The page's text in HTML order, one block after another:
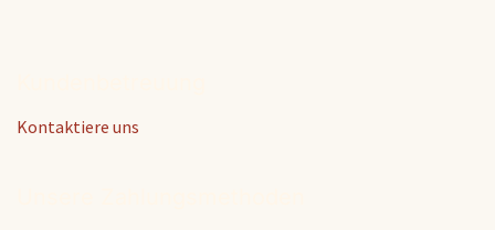
Kontaktiere uns